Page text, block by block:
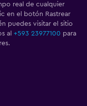
real de cualquier
en el botón Rastrear
puedes visitar el sitio
al +593 23977100 para